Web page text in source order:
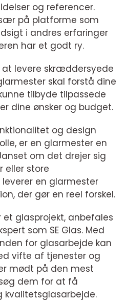
og referencer.
på platforme som
i andres erfaringer
har et godt ry.
at levere skræddersyede
skal forstå dine
tilbyde tilpassede
dine ønsker og budget.
og design
er en glarmester en
om det drejer sig
eller store
leverer en glarmester
der gør en reel forskel.
glasprojekt, anbefales
som SE Glas. Med
for glasarbejde kan
vifte af tjenester og
mødt på den mest
dem for at få
kvalitetsglasarbejde.